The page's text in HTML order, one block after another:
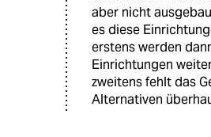
aber nicht
es diese
erstens werden
Einrichtungen
zweitens fehlt das
Alternativen